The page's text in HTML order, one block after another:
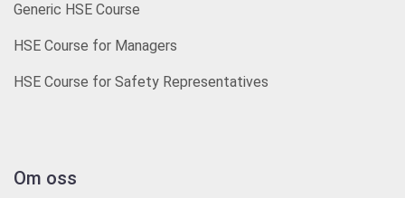
Generic HSE Course
HSE Course for Managers
HSE Course for Safety Representatives
Om oss